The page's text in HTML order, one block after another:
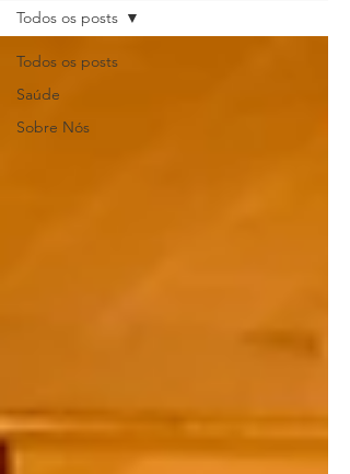
Todos os posts
Saúde
Sobre Nós
Todos os posts